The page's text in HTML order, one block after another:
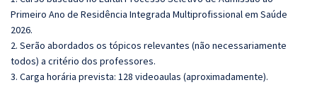
Primeiro Ano de Residência Integrada Multiprofissional em Saúde
2026.
2. Serão abordados os tópicos relevantes (não necessariamente
todos) a critério dos professores.
3. Carga horária prevista: 128 videoaulas (aproximadamente).